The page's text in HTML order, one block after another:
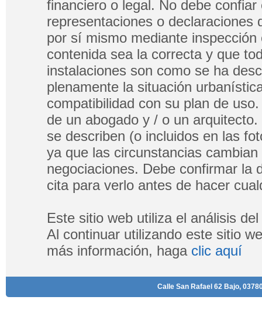
financiero o legal. No debe
representaciones o
por sí mismo mediante
contenida sea la correcta y que
instalaciones son como se ha
plenamente la situación
compatibilidad con su plan de
de un abogado y / o un
se describen (o incluidos en las
ya que las circunstancias
negociaciones. Debe confirmar la
cita para verlo antes de hacer
Este sitio web utiliza el análisis
Al continuar utilizando este sitio
más información, haga clic aquí
Calle San Rafael 62 Bajo,